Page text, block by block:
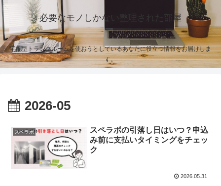
必要なモノしかない整理された部屋
宅配型トランクルームを使おうとしているあなたに役立つ情報をお届けしま
す。
2026-05
スペラボ
スペラボの引落し日はいつ？申込
み前に支払いタイミングをチェッ
ク
2026.05.31